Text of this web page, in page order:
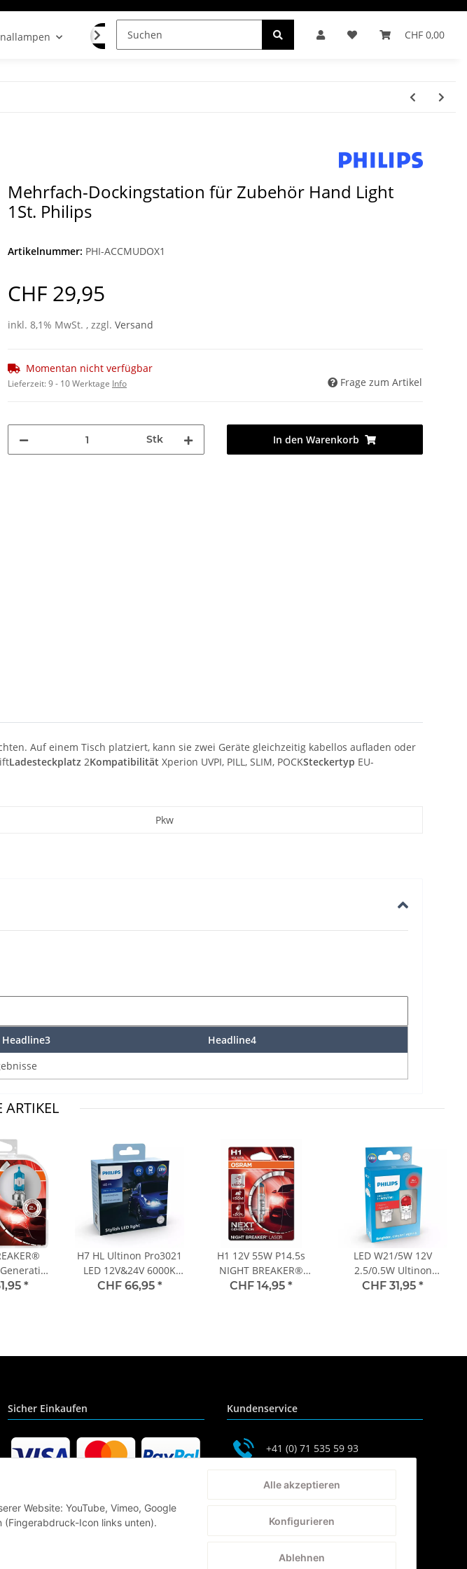
CHF 0,00
LAMPENFINDER
Mehrfach-Dockingstation für Zubehör Hand Light
1St. Philips
Artikelnummer: PHI-ACCMUDOX1
CHF 29,95
inkl. 8,1% MwSt. , zzgl. Versand
Momentan nicht verfügbar
Lieferzeit:9 - 10 Werktage Info Frage zum Artikel
Stk In den Warenkorb
Auf einem Tisch platziert, kann sie zwei Geräte gleichzeitig kabellos aufladen oder
Ladesteckplatz 2Kompatibilität Xperion UVPI, PILL, SLIM, POCKSteckertyp EU-
Pkw
Headline3
Headline4
*
H7 HL Ultinon Pro3021
LED 12V&24V 6000K
NO ECE 2St. Philips
CHF 66,95 *
H1 12V 55W P14.5s
NIGHT BREAKER®
LASER +150% mehr
CHF 14,95 *
LED W21/5W 12V
2.5/0.5W Ultinon
Pro6000 Red Intense SI
CHF 31,95 *
Sicher Einkaufen Kundenservice
+41 (0) 71 535 59 93
service@autolampen24.ch
Website: YouTube, Vimeo, Google
(Fingerabdruck-Icon links unten).
Alle akzeptieren
Konfigurieren
Ablehnen